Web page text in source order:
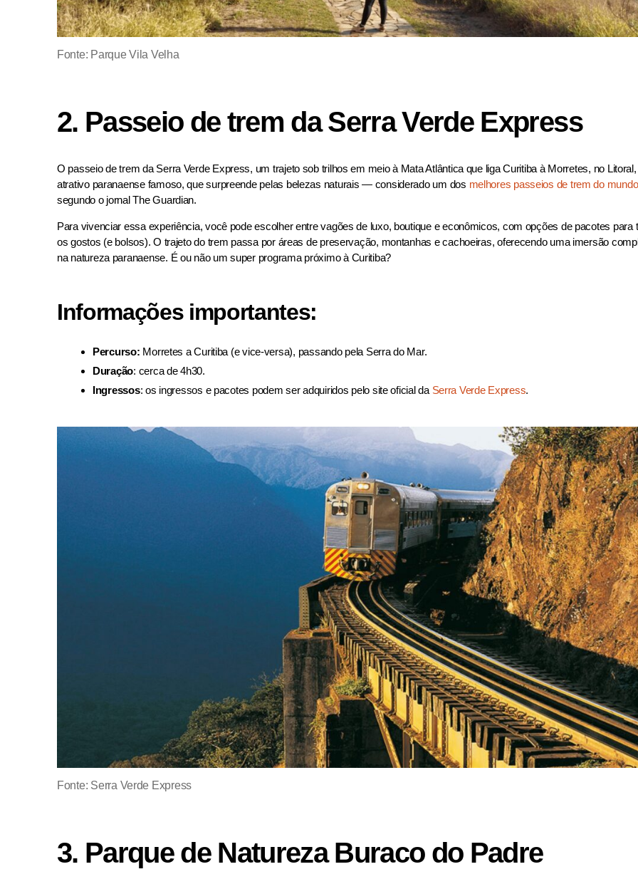
Fonte: Parque Vila Velha
2. Passeio de trem da Serra Verde Express
O passeio de trem da Serra Verde Express, um trajeto sob trilhos em meio à Mata Atlântica que liga Curitiba à Morretes, no
atrativo paranaense famoso, que surpreende pelas belezas naturais — considerado um dos melhores passeios de trem do mundo
segundo o jornal The Guardian.
Para vivenciar essa experiência, você pode escolher entre vagões de luxo, boutique e econômicos, com opções de pacotes para
os gostos (e bolsos). O trajeto do trem passa por áreas de preservação, montanhas e cachoeiras, oferecendo uma imersão
na natureza paranaense. É ou não um super programa próximo à Curitiba?
Informações importantes:
Percurso: Morretes a Curitiba (e vice-versa), passando pela Serra do Mar.
Duração: cerca de 4h30.
Ingressos: os ingressos e pacotes podem ser adquiridos pelo site oficial da Serra Verde Express.
Fonte: Serra Verde Express
3. Parque de Natureza Buraco do Padre